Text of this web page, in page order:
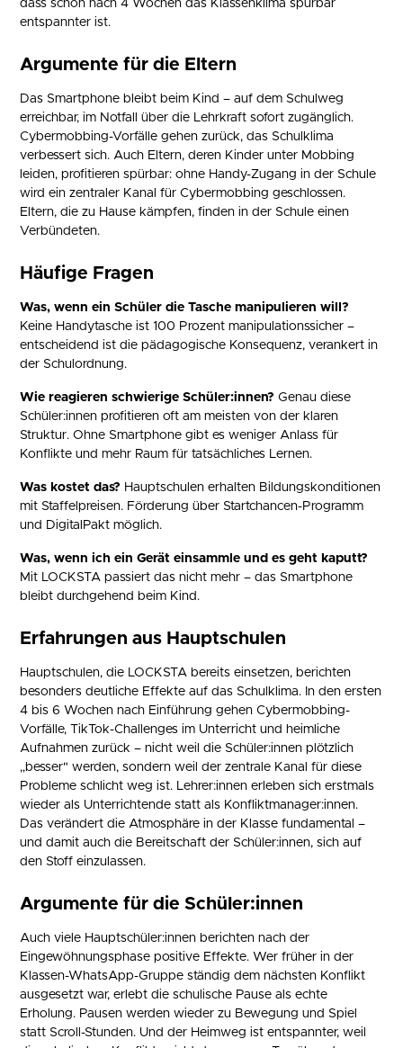
dass schon nach 4 Wochen das Klassenklima spürbar
entspannter ist.
Argumente für die Eltern
Das Smartphone bleibt beim Kind – auf dem Schulweg
erreichbar, im Notfall über die Lehrkraft sofort zugänglich.
Cybermobbing-Vorfälle gehen zurück, das Schulklima
verbessert sich. Auch Eltern, deren Kinder unter Mobbing
leiden, profitieren spürbar: ohne Handy-Zugang in der Schule
wird ein zentraler Kanal für Cybermobbing geschlossen.
Eltern, die zu Hause kämpfen, finden in der Schule einen
Verbündeten.
Häufige Fragen
Was, wenn ein Schüler die Tasche manipulieren will?
Keine Handytasche ist 100 Prozent manipulationssicher –
entscheidend ist die pädagogische Konsequenz, verankert in
der Schulordnung.
Wie reagieren schwierige Schüler:innen? Genau diese
Schüler:innen profitieren oft am meisten von der klaren
Struktur. Ohne Smartphone gibt es weniger Anlass für
Konflikte und mehr Raum für tatsächliches Lernen.
Was kostet das? Hauptschulen erhalten Bildungskonditionen
mit Staffelpreisen. Förderung über Startchancen-Programm
und DigitalPakt möglich.
Was, wenn ich ein Gerät einsammle und es geht kaputt?
Mit LOCKSTA passiert das nicht mehr – das Smartphone
bleibt durchgehend beim Kind.
Erfahrungen aus Hauptschulen
Hauptschulen, die LOCKSTA bereits einsetzen, berichten
besonders deutliche Effekte auf das Schulklima. In den ersten
4 bis 6 Wochen nach Einführung gehen Cybermobbing-
Vorfälle, TikTok-Challenges im Unterricht und heimliche
Aufnahmen zurück – nicht weil die Schüler:innen plötzlich
„besser" werden, sondern weil der zentrale Kanal für diese
Probleme schlicht weg ist. Lehrer:innen erleben sich erstmals
wieder als Unterrichtende statt als Konfliktmanager:innen.
Das verändert die Atmosphäre in der Klasse fundamental –
und damit auch die Bereitschaft der Schüler:innen, sich auf
den Stoff einzulassen.
Argumente für die Schüler:innen
Auch viele Hauptschüler:innen berichten nach der
Eingewöhnungsphase positive Effekte. Wer früher in der
Klassen-WhatsApp-Gruppe ständig dem nächsten Konflikt
ausgesetzt war, erlebt die schulische Pause als echte
Erholung. Pausen werden wieder zu Bewegung und Spiel
statt Scroll-Stunden. Und der Heimweg ist entspannter, weil